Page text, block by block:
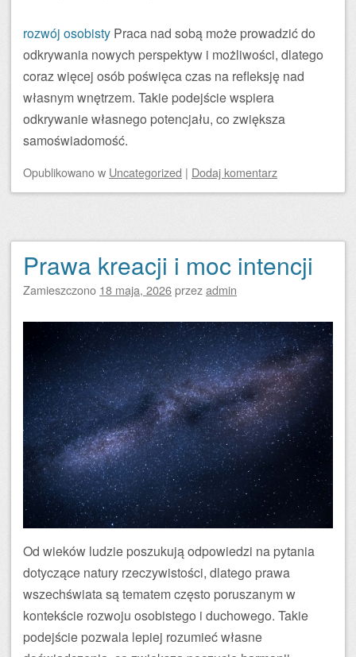
rozwój osobisty Praca nad sobą może prowadzić do
odkrywania nowych perspektyw i możliwości, dlatego
coraz więcej osób poświęca czas na refleksję nad
własnym wnętrzem. Takie podejście wspiera
odkrywanie własnego potencjału, co zwiększa
samoświadomość.
Opublikowanow Uncategorized | Dodaj komentarz
Prawa kreacji i moc intencji
Zamieszczono 18 maja, 2026przezadmin
Od wieków ludzie poszukują odpowiedzi na pytania
dotyczące natury rzeczywistości, dlatego prawa
wszechświata są tematem często poruszanym w
kontekście rozwoju osobistego i duchowego. Takie
podejście pozwala lepiej rozumieć własne